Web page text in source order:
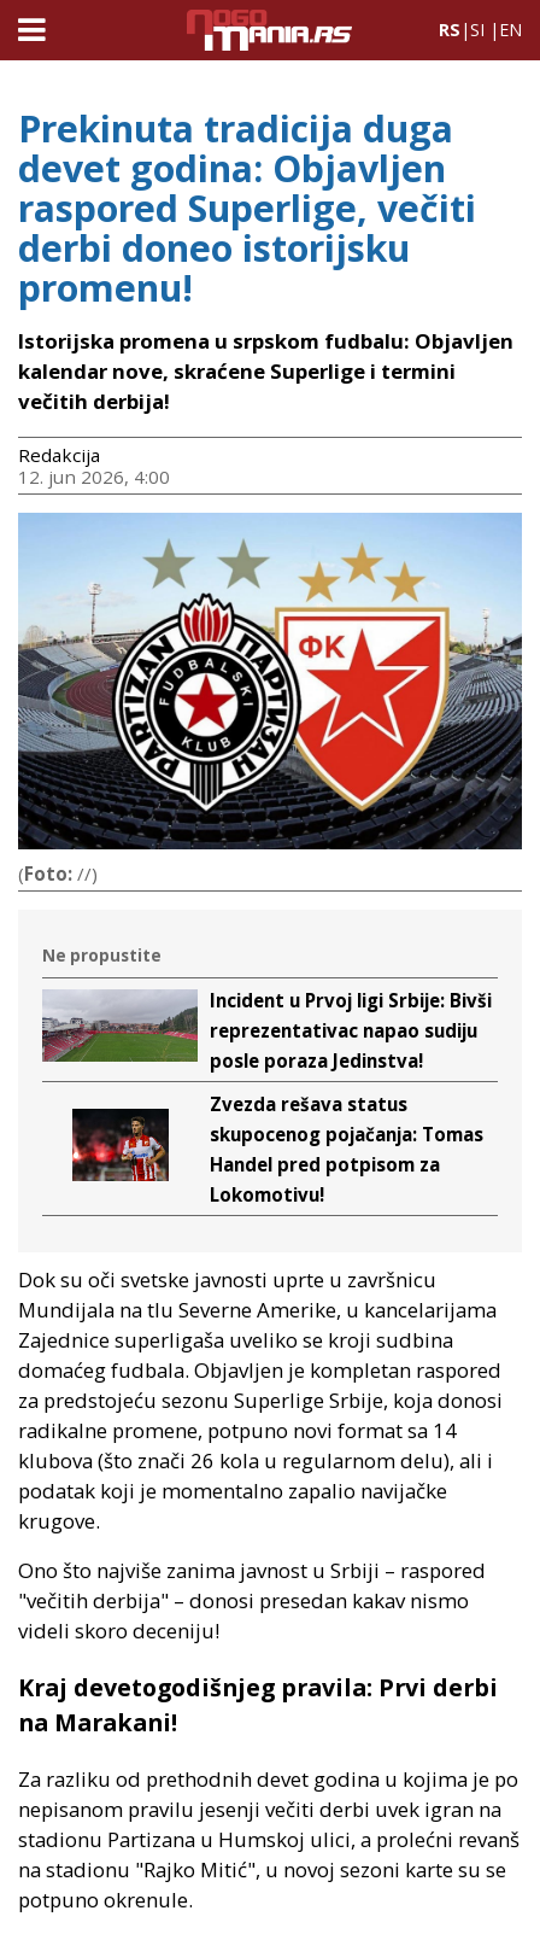
RS |SI | EN
Prekinuta tradicija duga
devet godina: Objavljen
raspored Superlige, večiti
derbi doneo istorijsku
promenu!
Istorijska promena u srpskom fudbalu: Objavljen
kalendar nove, skraćene Superlige i termini
večitih derbija!
Redakcija
12. jun 2026, 4:00
(Foto: //)
Ne propustite
Incident u Prvoj ligi Srbije: Bivši
reprezentativac napao sudiju
posle poraza Jedinstva!
Zvezda rešava status
skupocenog pojačanja: Tomas
Handel pred potpisom za
Lokomotivu!
Dok su oči svetske javnosti uprte u završnicu
Mundijala na tlu Severne Amerike, u kancelarijama
Zajednice superligaša uveliko se kroji sudbina
domaćeg fudbala. Objavljen je kompletan raspored
za predstojeću sezonu Superlige Srbije, koja donosi
radikalne promene, potpuno novi format sa 14
klubova (što znači 26 kola u regularnom delu), ali i
podatak koji je momentalno zapalio navijačke
krugove.
Ono što najviše zanima javnost u Srbiji – raspored
"večitih derbija" – donosi presedan kakav nismo
videli skoro deceniju!
Kraj devetogodišnjeg pravila: Prvi derbi
na Marakani!
Za razliku od prethodnih devet godina u kojima je po
nepisanom pravilu jesenji večiti derbi uvek igran na
stadionu Partizana u Humskoj ulici, a prolećni revanš
na stadionu "Rajko Mitić", u novoj sezoni karte su se
potpuno okrenule.